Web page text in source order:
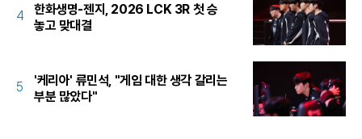
4
한화생명-젠지, 2026 LCK 3R 첫 승
놓고 맞대결
5
'케리아' 류민석, "게임 대한 생각 갈리는
부분 많았다"